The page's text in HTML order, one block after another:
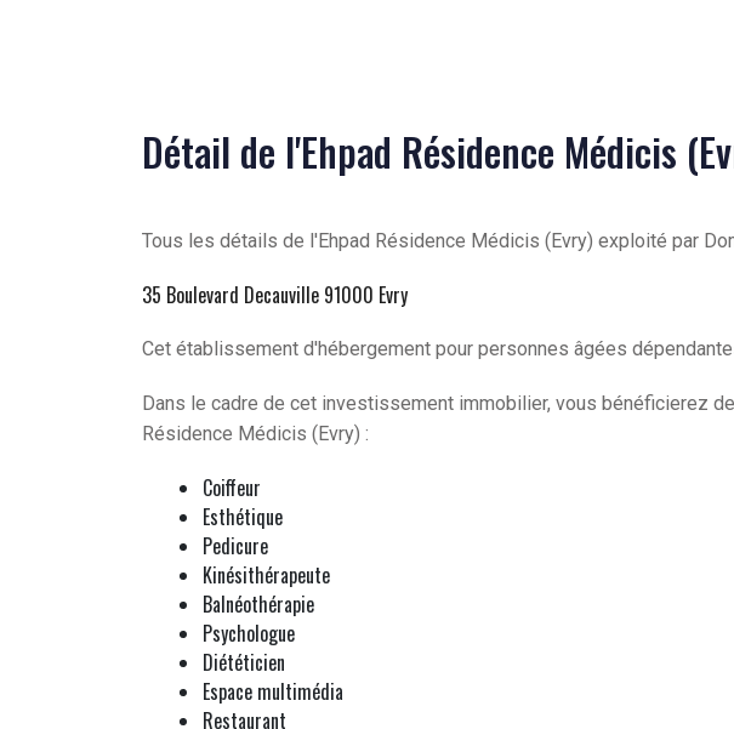
Détail de l'Ehpad Résidence Médicis
Tous les détails de l'Ehpad Résidence Médicis (Evry) exploité par
35 Boulevard Decauville 91000 Evry
Cet établissement d'hébergement pour personnes âgées
Dans le cadre de cet investissement immobilier, vous bénéficierez
Résidence Médicis (Evry) :
Coiffeur
Esthétique
Pedicure
Kinésithérapeute
Balnéothérapie
Psychologue
Diététicien
Espace multimédia
Restaurant